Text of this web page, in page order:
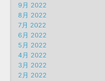
9月 2022
8月 2022
7月 2022
6月 2022
5月 2022
4月 2022
3月 2022
2月 2022